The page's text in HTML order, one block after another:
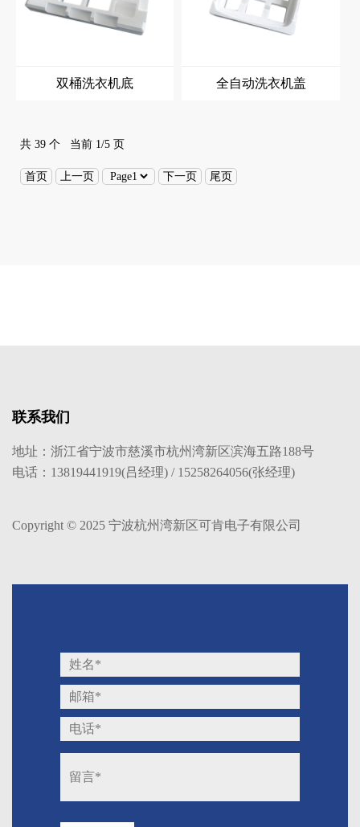
双桶洗衣机底 全自动洗衣机盖
共 39 个 当前 1/5 页
首页 上一页 下一页 尾页
联系我们
地址：浙江省宁波市慈溪市杭州湾新区滨海五路188号
电话：13819441919(吕经理) / 15258264056(张经理)
Copyright © 2025 宁波杭州湾新区可肯电子有限公司